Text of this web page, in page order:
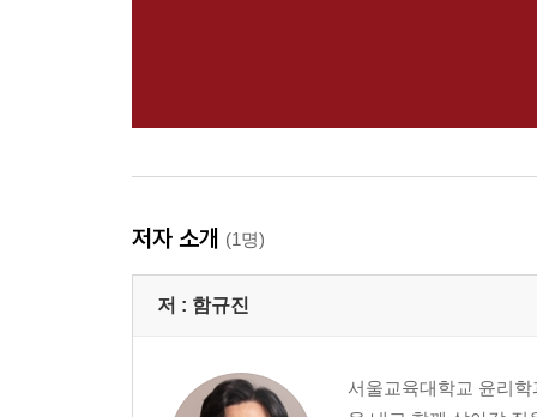
저자 소개 (1명)
저 : 함규진
서울교육대학교 윤리